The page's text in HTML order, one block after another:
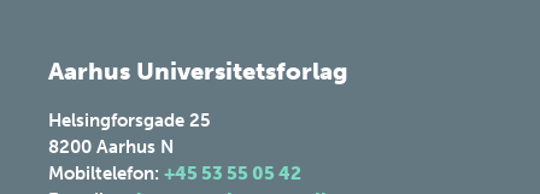
Aarhus Universitetsforlag
Helsingforsgade 25
8200 Aarhus N
Mobiltelefon: +45 53 55 05 42